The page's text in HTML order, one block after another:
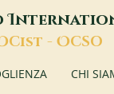
I
Cist - OCSO
CHI